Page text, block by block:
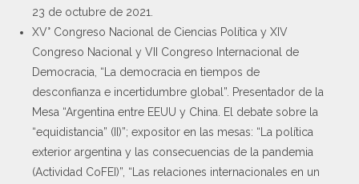
23 de octubre de 2021.
XV° Congreso Nacional de Ciencias Política y XIV
Congreso Nacional y VII Congreso Internacional de
Democracia, “La democracia en tiempos de
desconfianza e incertidumbre global”. Presentador de la
Mesa “Argentina entre EEUU y China. El debate sobre la
“equidistancia” (II)”; expositor en las mesas: “La política
exterior argentina y las consecuencias de la pandemia
(Actividad CoFEI)”, “Las relaciones internacionales en un